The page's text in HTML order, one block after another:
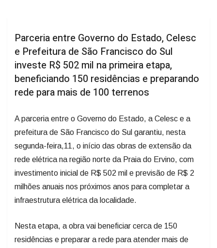
Parceria entre Governo do Estado, Celesc
e Prefeitura de São Francisco do Sul
investe R$ 502 mil na primeira etapa,
beneficiando 150 residências e preparando
rede para mais de 100 terrenos
A parceria entre o Governo do Estado, a Celesc e a
prefeitura de São Francisco do Sul garantiu, nesta
segunda-feira,11, o início das obras de extensão da
rede elétrica na região norte da Praia do Ervino, com
investimento inicial de R$ 502 mil e previsão de R$ 2
milhões anuais nos próximos anos para completar a
infraestrutura elétrica da localidade.
Nesta etapa, a obra vai beneficiar cerca de 150
residências e preparar a rede para atender mais de